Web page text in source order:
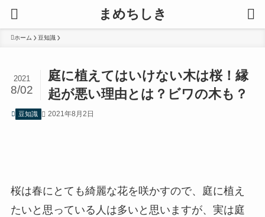
まめちしき
ホーム 豆知識
庭に植えてはいけない木は桜！縁
起が悪い理由とは？ビワの木も？
2021
8/02
豆知識 2021年8月2日
桜は春にとても綺麗な花を咲かすので、庭に植え
たいと思っている人は多いと思いますが、実は庭